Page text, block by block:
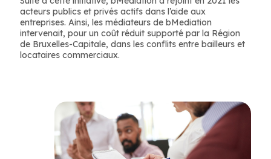
acteurs publics et privés actifs dans l’aide aux
entreprises. Ainsi, les médiateurs de bMediation
intervenait, pour un coût réduit supporté par la Région
de Bruxelles-Capitale, dans les conflits entre bailleurs et
locataires commerciaux.